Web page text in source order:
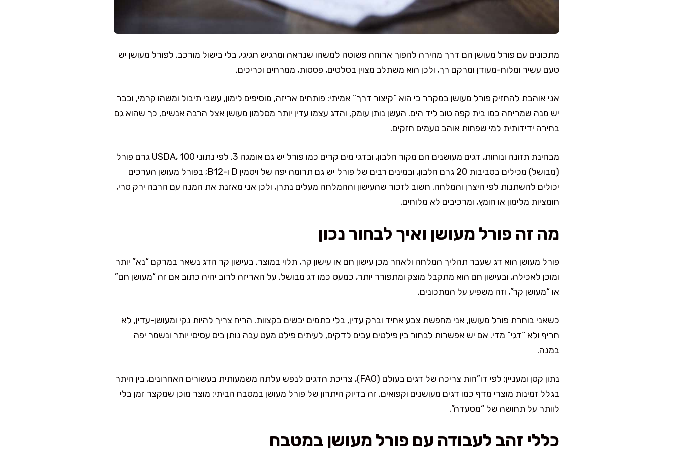
מתכונים עם פורל מעושן הם דרך מהירה להפוך ארוחה פשוטה למשהו שנראה ומרגיש חגיגי, בלי בישול מורכב. לפורל מעושן יש
טעם עשיר ומלוח-מעודן ומרקם רך, ולכן הוא משתלב מצוין בסלטים, פסטות, ממרחים וכריכים.
אני אוהבת להחזיק פורל מעושן במקרר כי הוא “קיצור דרך” אמיתי: פותחים אריזה, מוסיפים לימון, עשבי תיבול ומשהו קרמי, וכבר
יש מנה שמריחה כמו בית קפה טוב ליד הים. העשן נותן עומק, והדג עצמו עדין יותר מסלמון מעושן אצל הרבה אנשים, כך שהוא גם
בחירה ידידותית למי שפחות אוהב טעמים חזקים.
מבחינת תזונה ונוחות, דגים מעושנים הם מקור חלבון, ובדגי מים קרים כמו פורל יש גם אומגה 3. לפי נתוני USDA, 100 גרם פורל
(מבושל) מכילים בסביבות 20 גרם חלבון, ובמינים רבים של פורל יש גם תרומה יפה של ויטמין D ו-B12; בפורל מעושן הערכים
יכולים להשתנות לפי היצרן והמלחה. חשוב לזכור שהעישון וההמלחה מעלים נתרן, ולכן אני מאזנת את המנה עם הרבה ירק טרי,
חומציות מלימון או חומץ, ומרכיבים לא מלוחים.
מה זה פורל מעושן ואיך לבחור נכון
פורל מעושן הוא דג שעבר תהליך המלחה ולאחר מכן עישון חם או עישון קר, תלוי במוצר. בעישון קר הדג נשאר במרקם “נא” יותר
ומוכן לאכילה, ובעישון חם הוא מתקבל מוצק ומתפורר יותר, כמעט כמו דג מבושל. על האריזה לרוב יהיה כתוב אם זה “מעושן חם”
או “מעושן קר”, וזה משפיע על המתכונים.
כשאני בוחרת פורל מעושן, אני מחפשת צבע אחיד וברק עדין, בלי כתמים יבשים בקצוות. הריח צריך להיות נקי ומעושן-עדין, לא
חריף ולא “דגי” מדי. אם יש אפשרות לבחור בין פילטים עבים לדקים, לעיתים פילט מעט עבה נותן ביס עסיסי יותר ונשמר יפה
במנה.
נתון קטן ומעניין: לפי דו”חות צריכה של דגים בעולם (FAO), צריכת הדגים לנפש עלתה משמעותית בעשורים האחרונים, בין היתר
בגלל זמינות מוצרי מדף כמו דגים מעושנים וקפואים. זה בדיוק היתרון של פורל מעושן במטבח הביתי: מוצר מוכן שמקצר זמן בלי
לוותר על תחושה של “מסעדה”.
כללי זהב לעבודה עם פורל מעושן במטבח